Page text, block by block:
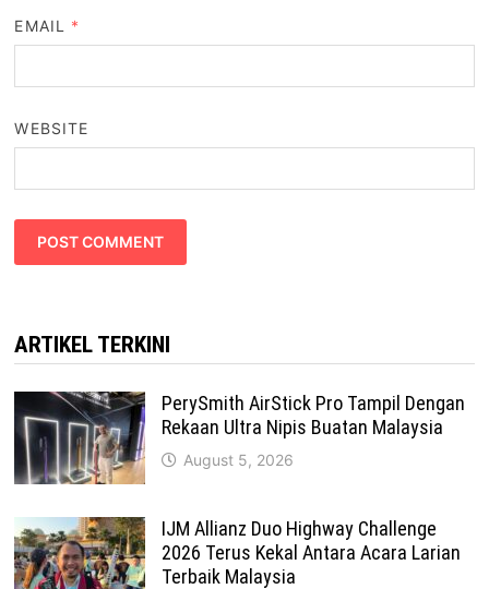
EMAIL *
WEBSITE
ARTIKEL TERKINI
PerySmith AirStick Pro Tampil Dengan
Rekaan Ultra Nipis Buatan Malaysia
August 5, 2026
IJM Allianz Duo Highway Challenge
2026 Terus Kekal Antara Acara Larian
Terbaik Malaysia